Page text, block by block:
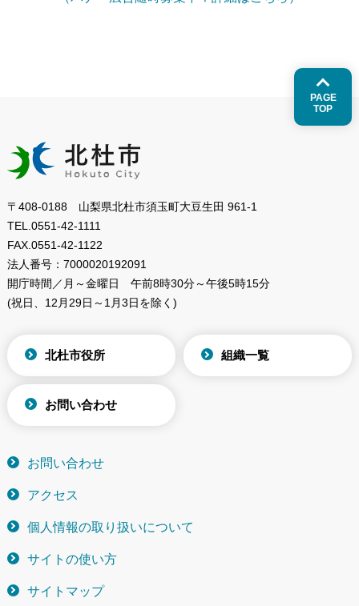
PAGE
TOP
〒408-0188 山梨県北杜市須玉町大豆生田 961-1
TEL. 0551-42-1111
FAX. 0551-42-1122
法人番号： 7000020192091
開庁時間／月～金曜日
午前8時30分～午後5時15分
(祝日、12月29日～1月3日を除く)
北杜市役所 組織一覧
お問い合わせ
お問い合わせ
アクセス
個人情報の取り扱いについて
サイトの使い方
サイトマップ